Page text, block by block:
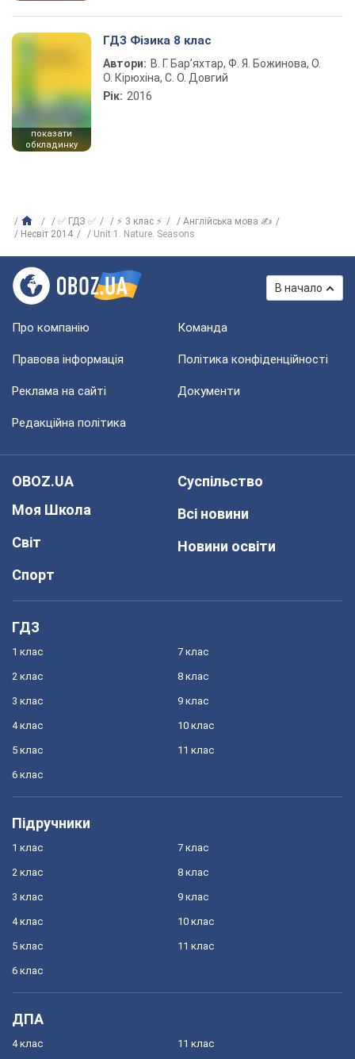
показати
обкладинку
ГДЗ Фізика 8 клас
Автори: В. Г. Бар’яхтар, Ф. Я. Божинова, О.
О. Кірюхіна, С. О. Довгий
Рік: 2016
✅ ГДЗ ✅ ⚡ 3 клас ⚡
Англійська мова ✍
Несвіт 2014
Unit 1. Nature. Seasons
В начало
Про компанію Команда
Правова інформація Політика конфіденційності
Реклама на сайті Документи
Редакційна політика
OBOZ.UA
Моя Школа
Світ
Спорт
Суспільство
Всі новини
Новини освіти
ГДЗ
1 клас
2 клас
3 клас
4 клас
5 клас
6 клас
7 клас
8 клас
9 клас
10 клас
11 клас
Підручники
1 клас
2 клас
3 клас
4 клас
5 клас
6 клас
7 клас
8 клас
9 клас
10 клас
11 клас
ДПА
4 клас 11 клас